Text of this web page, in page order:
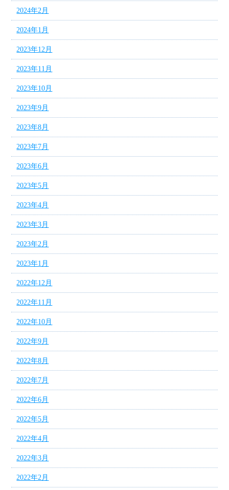
2024年2月
2024年1月
2023年12月
2023年11月
2023年10月
2023年9月
2023年8月
2023年7月
2023年6月
2023年5月
2023年4月
2023年3月
2023年2月
2023年1月
2022年12月
2022年11月
2022年10月
2022年9月
2022年8月
2022年7月
2022年6月
2022年5月
2022年4月
2022年3月
2022年2月